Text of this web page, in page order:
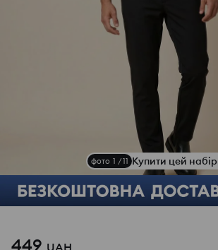
фото 1 /11 Купити цей набір
449